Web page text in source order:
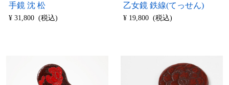
手鏡 沈 松
¥ 31,800 (税込)
乙女鏡 鉄線(てっせん)
¥ 19,800 (税込)